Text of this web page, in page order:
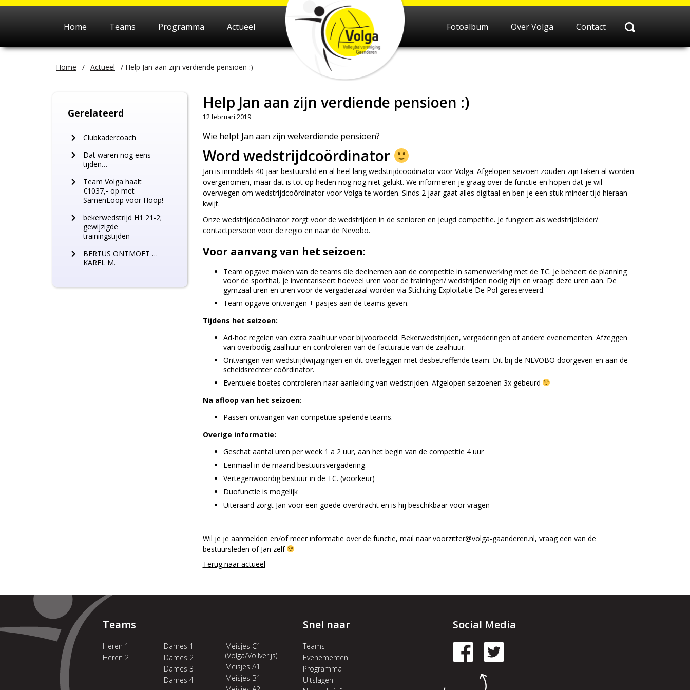
Home Teams Programma Actueel Fotoalbum Over Volga Contact
Home / Actueel / Help Jan aan zijn verdiende pensioen :)
Gerelateerd
Clubkadercoach
Dat waren nog eens
tijden…
Team Volga haalt
€1037,- op met
SamenLoop voor Hoop!
bekerwedstrijd H1 21-2;
gewijzigde
trainingstijden
BERTUS ONTMOET …
KAREL M.
Help Jan aan zijn verdiende pensioen :)
12 februari 2019
Wie helpt Jan aan zijn welverdiende pensioen?
Word wedstrijdcoördinator
Jan is inmiddels 40 jaar bestuurslid en al heel lang wedstrijdcoödinator voor Volga. Afgelopen seizoen zouden zijn taken al worden
overgenomen, maar dat is tot op heden nog nog niet gelukt. We informeren je graag over de functie en hopen dat je wil
overwegen om wedstrijdcoördinator voor Volga te worden. Sinds 2 jaar gaat alles digitaal en ben je een stuk minder tijd hieraan
kwijt.
Onze wedstrijdcoödinator zorgt voor de wedstrijden in de senioren en jeugd competitie. Je fungeert als wedstrijdleider/
contactpersoon voor de regio en naar de Nevobo.
Voor aanvang van het seizoen:
Team opgave maken van de teams die deelnemen aan de competitie in samenwerking met de TC. Je beheert de planning
voor de sporthal, je inventariseert hoeveel uren voor de trainingen/ wedstrijden nodig zijn en vraagt deze uren aan. De
gymzaal uren en uren voor de vergaderzaal worden via Stichting Exploitatie De Pol gereserveerd.
Team opgave ontvangen + pasjes aan de teams geven.
Tijdens het seizoen:
Ad-hoc regelen van extra zaalhuur voor bijvoorbeeld: Bekerwedstrijden, vergaderingen of andere evenementen. Afzeggen
van overbodig zaalhuur en controleren van de facturatie van de zaalhuur.
Ontvangen van wedstrijdwijzigingen en dit overleggen met desbetreffende team. Dit bij de NEVOBO doorgeven en aan de
scheidsrechter coördinator.
Eventuele boetes controleren naar aanleiding van wedstrijden. Afgelopen seizoenen 3x gebeurd
Na afloop van het seizoen:
Passen ontvangen van competitie spelende teams.
Overige informatie:
Geschat aantal uren per week 1 a 2 uur, aan het begin van de competitie 4 uur
Eenmaal in de maand bestuursvergadering.
Vertegenwoordig bestuur in de TC. (voorkeur)
Duofunctie is mogelijk
Uiteraard zorgt Jan voor een goede overdracht en is hij beschikbaar voor vragen
Wil je je aanmelden en/of meer informatie over de functie, mail naar voorzitter@volga-gaanderen.nl, vraag een van de
bestuursleden of Jan zelf
Terug naaractueel
Teams
Heren 1
Heren 2
Dames 1
Dames 2
Dames 3
Dames 4
Meisjes C1
(Volga/Vollverijs)
Meisjes A1
Meisjes B1
Snel naar
Teams
Evenementen
Programma
Uitslagen
Social Media